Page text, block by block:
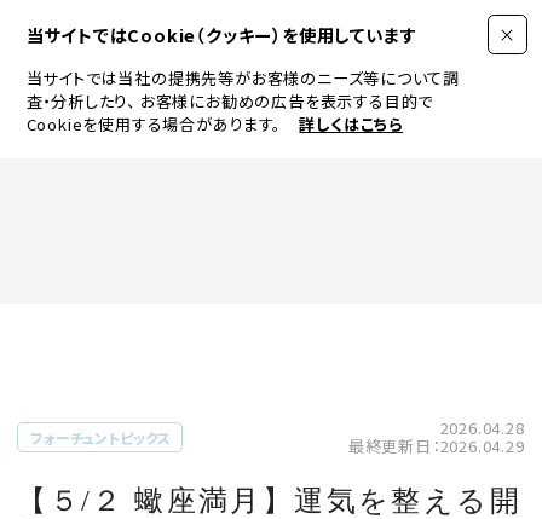
当サイトではCookie（クッキー）を使用しています
当サイトでは当社の提携先等がお客様のニーズ等について調
査・分析したり、 お客様にお勧めの広告を表示する目的で
Cookieを使用する場合があります。
詳しくはこちら
LIFESTYLE
フォーチュントピックス 2026.04.28
最終更新日：2026.04.29
【５/２ 蠍座満月】運気を整える開